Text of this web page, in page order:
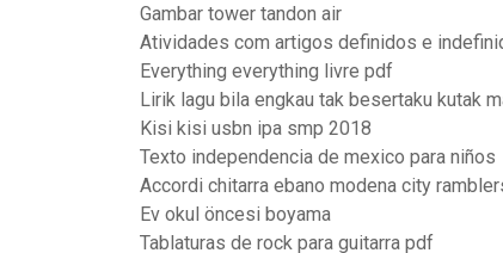
Gambar tower tandon air
Atividades com artigos definidos e
Everything everything livre pdf
Lirik lagu bila engkau tak besertaku kutak
Kisi kisi usbn ipa smp 2018
Texto independencia de mexico para niños
Accordi chitarra ebano modena city
Ev okul öncesi boyama
Tablaturas de rock para guitarra pdf